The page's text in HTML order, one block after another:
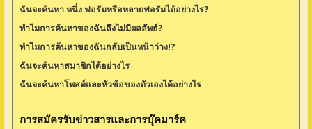
ฉันจะค้นหา หนึ่ง ฟอรัมหรือหลายฟอรัมได้อย่างไร?
ทำไมการค้นหาของฉันถึงไม่มีผลลัพธ์?
ทำไมการค้นหาของฉันกลับเป็นหน้าว่าง!?
ฉันจะค้นหาสมาชิกได้อย่างไร
ฉันจะค้นหาโพสต์และหัวข้อของตัวเองได้อย่างไร
การสมัครรับข่าวสารและการบุ๊คมาร์ค